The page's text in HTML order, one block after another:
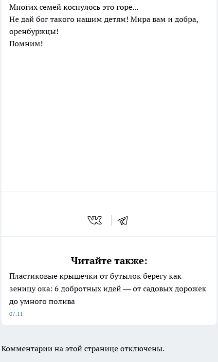
Многих семей коснулось это горе...
Не дай бог такого нашим детям! Мира вам и добра,
оренбуржцы!
Помним!
Читайте также:
Пластиковые крышечки от бутылок берегу как
зеницу ока: 6 добротных идей — от садовых дорожек
до умного полива
07:11
Комментарии на этой странице отключены.